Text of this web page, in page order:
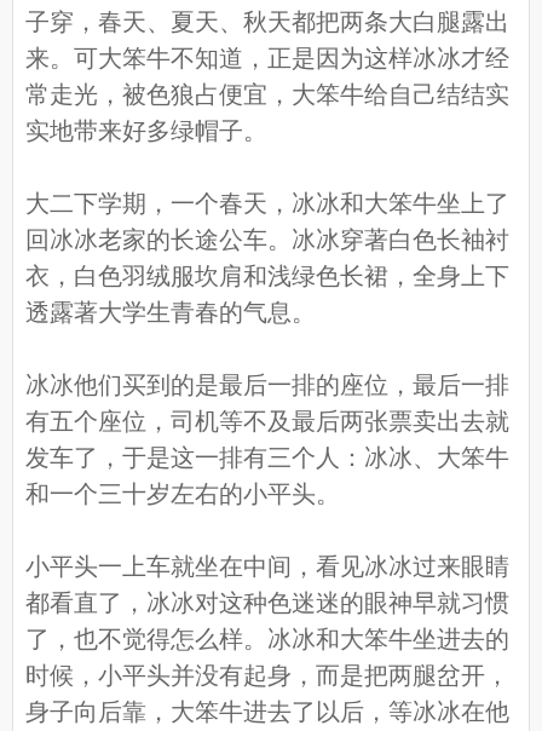
子穿，春天、夏天、秋天都把两条大白腿露出
来。可大笨牛不知道，正是因为这样冰冰才经
常走光，被色狼占便宜，大笨牛给自己结结实
实地带来好多绿帽子。
大二下学期，一个春天，冰冰和大笨牛坐上了
回冰冰老家的长途公车。冰冰穿著白色长袖衬
衣，白色羽绒服坎肩和浅绿色长裙，全身上下
透露著大学生青春的气息。
冰冰他们买到的是最后一排的座位，最后一排
有五个座位，司机等不及最后两张票卖出去就
发车了，于是这一排有三个人：冰冰、大笨牛
和一个三十岁左右的小平头。
小平头一上车就坐在中间，看见冰冰过来眼睛
都看直了，冰冰对这种色迷迷的眼神早就习惯
了，也不觉得怎么样。冰冰和大笨牛坐进去的
时候，小平头并没有起身，而是把两腿岔开，
身子向后靠，大笨牛进去了以后，等冰冰在他